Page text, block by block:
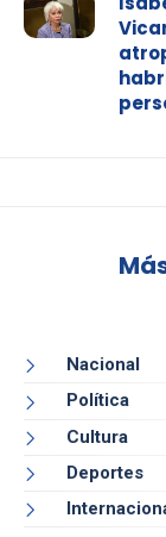
Nacional
Política
Cultura
Deportes